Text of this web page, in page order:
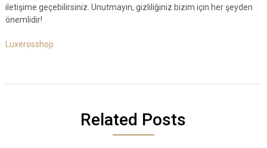
iletişime geçebilirsiniz. Unutmayın, gizliliğiniz bizim için her şeyden
önemlidir!
Luxerosshop
Related Posts